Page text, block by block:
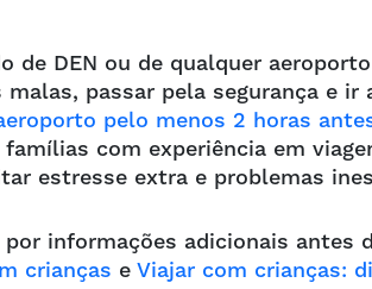
de DEN ou de qualquer
passar pela segurança e ir
pelo menos 2 horas
com experiência em
estresse extra e problemas
informações adicionais antes
crianças e Viajar com crianças: